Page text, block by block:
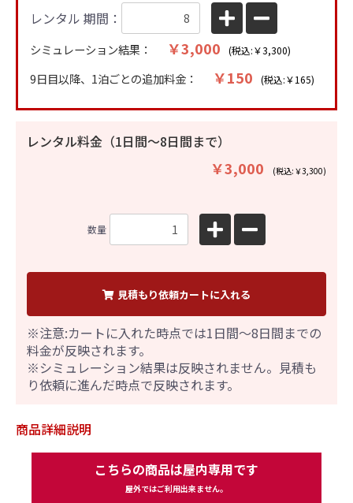
レンタル 期間：
シミュレーション結果： ￥3,000 (税込:￥3,300)
9日目以降、1泊ごとの追加料金： ￥150 (税込:￥165)
レンタル料金（1日間〜8日間まで）
￥3,000 (税込:￥3,300)
数量
見積もり依頼カートに入れる
※注意:カートに入れた時点では1日間～8日間までの
料金が反映されます。
※シミュレーション結果は反映されません。見積も
り依頼に進んだ時点で反映されます。
商品詳細説明
こちらの商品は屋内専用です
屋外ではご利用出来ません。